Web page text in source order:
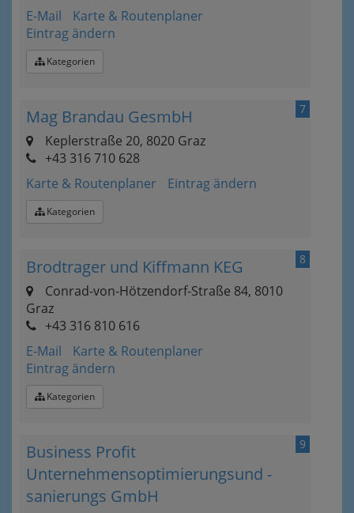
E-Mail
Karte & Routenplaner
Eintrag ändern
Kategorien
7
Mag Brandau GesmbH
Keplerstraße 20, 8020 Graz
+43 316 710 628
Karte & Routenplaner
Eintrag ändern
Kategorien
8
Brodtrager und Kiffmann KEG
Conrad-von-Hötzendorf-Straße 84, 8010
Graz
+43 316 810 616
E-Mail
Karte & Routenplaner
Eintrag ändern
Kategorien
9
Business Profit
Unternehmensoptimierungsund -
sanierungs GmbH